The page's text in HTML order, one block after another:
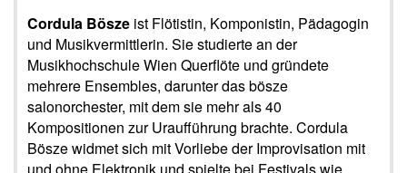
Cordula Bösze ist Flötistin, Komponistin, Pädagogin
und Musikvermittlerin. Sie studierte an der
Musikhochschule Wien Querflöte und gründete
mehrere Ensembles, darunter das bösze
salonorchester, mit dem sie mehr als 40
Kompositionen zur Uraufführung brachte. Cordula
Bösze widmet sich mit Vorliebe der Improvisation mit